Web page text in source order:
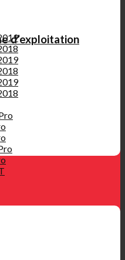
d’exploitation